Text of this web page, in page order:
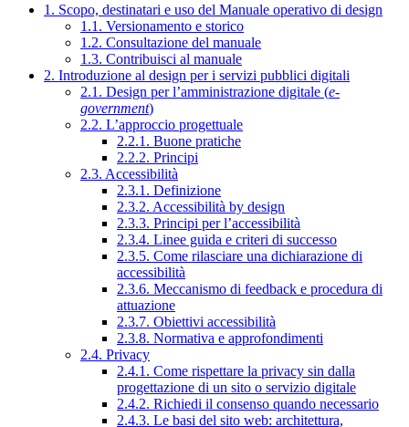
1. Scopo, destinatari e uso del Manuale operativo di design
1.1. Versionamento e storico
1.2. Consultazione del manuale
1.3. Contribuisci al manuale
2. Introduzione al design per i servizi pubblici digitali
2.1. Design per l’amministrazione digitale (e-
government)
2.2. L’approccio progettuale
2.2.1. Buone pratiche
2.2.2. Principi
2.3. Accessibilità
2.3.1. Definizione
2.3.2. Accessibilità by design
2.3.3. Principi per l’accessibilità
2.3.4. Linee guida e criteri di successo
2.3.5. Come rilasciare una dichiarazione di
accessibilità
2.3.6. Meccanismo di feedback e procedura di
attuazione
2.3.7. Obiettivi accessibilità
2.3.8. Normativa e approfondimenti
2.4. Privacy
2.4.1. Come rispettare la privacy sin dalla
progettazione di un sito o servizio digitale
2.4.2. Richiedi il consenso quando necessario
2.4.3. Le basi del sito web: architettura,